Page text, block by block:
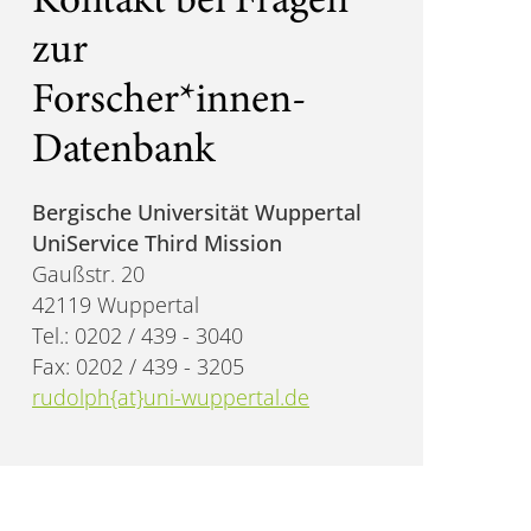
zur
Forscher*innen-
Datenbank
Bergische Universität Wuppertal
UniService Third Mission
Gaußstr. 20
42119 Wuppertal
Tel.: 0202 / 439 - 3040
Fax: 0202 / 439 - 3205
rudolph{at}uni-wuppertal.de